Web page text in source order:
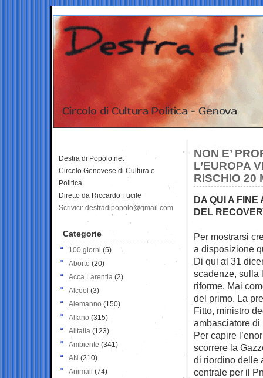
NON E’
L’EUROPA
RISCHIO 20
DA QUI A FINE
DEL
Per mostrarsi
a disposizione
Di qui al 31
scadenze, sulla
riforme. Mai
del primo. La
Fitto, ministro
ambasciatore di
Per capire
scorrere la
di riordino delle
centrale per il
Destra di Popolo.net
Circolo Genovese di Cultura e
Politica
Diretto da Riccardo Fucile
Scrivici: destradipopolo@gmail.com
Categorie
100 giorni (5)
Aborto (20)
Acca Larentia (2)
Alcool (3)
Alemanno (150)
Alfano (315)
Alitalia (123)
Ambiente (341)
AN (210)
Animali (74)